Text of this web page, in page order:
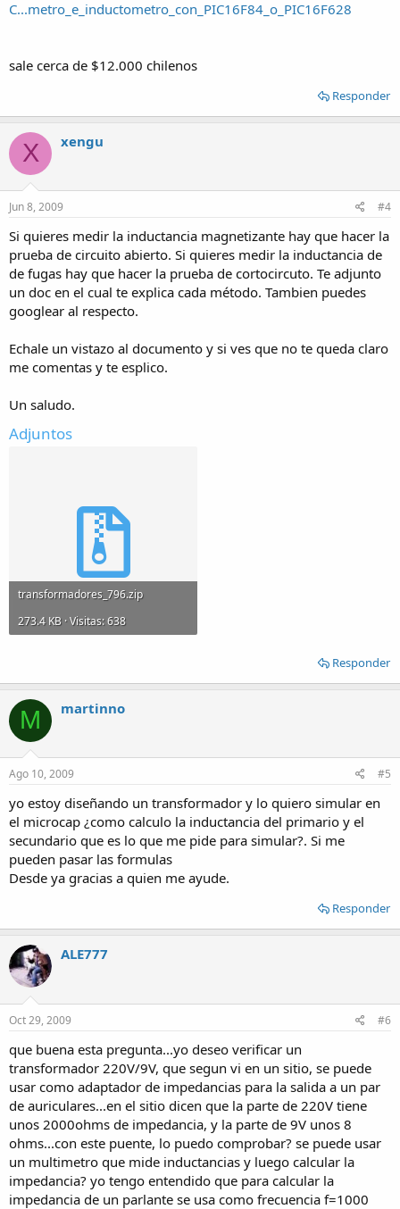
C...metro_e_inductometro_con_PIC16F84_o_PIC16F628
sale cerca de $12.000 chilenos
Responder
X xengu
Jun 8, 2009 #4
Si quieres medir la inductancia magnetizante hay que hacer la
prueba de circuito abierto. Si quieres medir la inductancia de
de fugas hay que hacer la prueba de cortocircuto. Te adjunto
un doc en el cual te explica cada método. Tambien puedes
googlear al respecto.
Echale un vistazo al documento y si ves que no te queda claro
me comentas y te esplico.
Un saludo.
Adjuntos
transformadores_796.zip
273.4 KB · Visitas: 638
Responder
M martinno
Ago 10, 2009 #5
yo estoy diseñando un transformador y lo quiero simular en
el microcap ¿como calculo la inductancia del primario y el
secundario que es lo que me pide para simular?. Si me
pueden pasar las formulas
Desde ya gracias a quien me ayude.
Responder
ALE777
Oct 29, 2009 #6
que buena esta pregunta...yo deseo verificar un
transformador 220V/9V, que segun vi en un sitio, se puede
usar como adaptador de impedancias para la salida a un par
de auriculares...en el sitio dicen que la parte de 220V tiene
unos 2000ohms de impedancia, y la parte de 9V unos 8
ohms...con este puente, lo puedo comprobar? se puede usar
un multimetro que mide inductancias y luego calcular la
impedancia? yo tengo entendido que para calcular la
impedancia de un parlante se usa como frecuencia f=1000